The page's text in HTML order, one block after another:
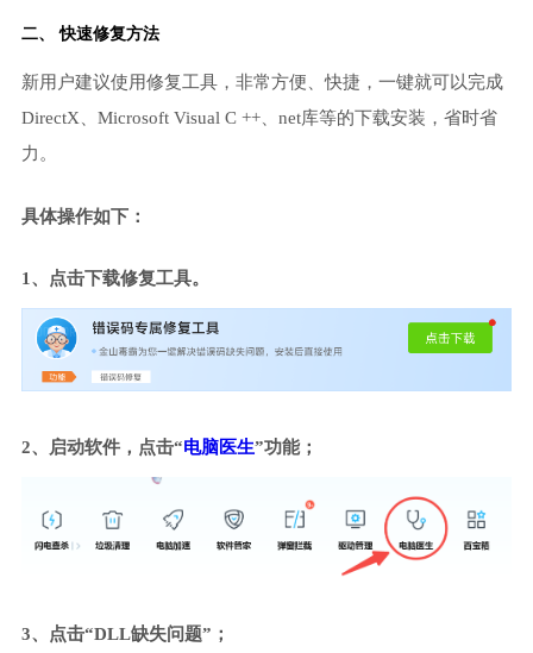
二、 快速修复方法
新用户建议使用修复工具，非常方便、快捷，一键就可以完成
DirectX、Microsoft Visual C ++、net库等的下载安装，省时省
力。
具体操作如下：
1、点击下载修复工具。
2、启动软件，点击“电脑医生”功能；
3、点击“DLL缺失问题”；